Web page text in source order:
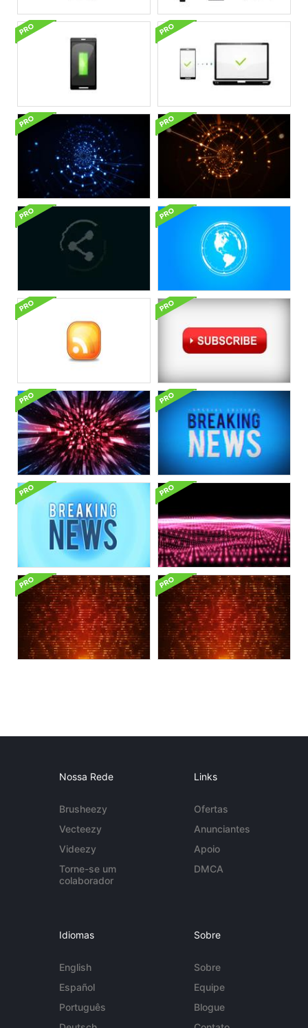
Nossa Rede
Brusheezy
Vecteezy
Videezy
Torne-se um
colaborador
Links
Ofertas
Anunciantes
Apoio
DMCA
Idiomas
English
Español
Português
Sobre
Sobre
Equipe
Blogue